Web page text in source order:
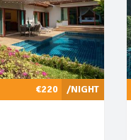
/NIGHT
€220